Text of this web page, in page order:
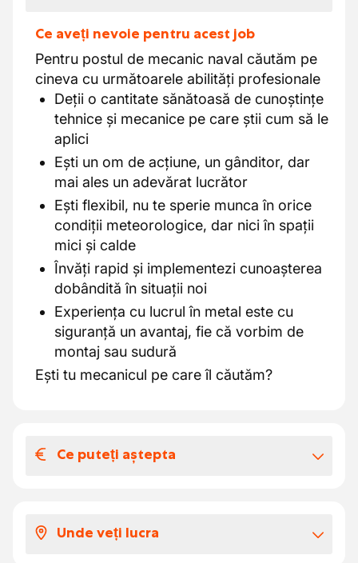
Ce aveți nevoie pentru acest job
Pentru postul de mecanic naval căutăm pe
cineva cu următoarele abilități profesionale
Deții o cantitate sănătoasă de cunoștințe
tehnice și mecanice pe care știi cum să le
aplici
Ești un om de acțiune, un gânditor, dar
mai ales un adevărat lucrător
Ești flexibil, nu te sperie munca în orice
condiții meteorologice, dar nici în spații
mici și calde
Învăți rapid și implementezi cunoașterea
dobândită în situații noi
Experiența cu lucrul în metal este cu
siguranță un avantaj, fie că vorbim de
montaj sau sudură
Ești tu mecanicul pe care îl căutăm?
Ce puteți aștepta
Vrei să ai ocazia să înveți această meserie și
să te dezvolți într-o companie cunoscută
Unde veți lucra